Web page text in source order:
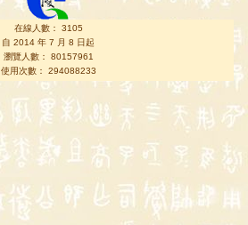
在線人數： 3105
自 2014 年 7 月 8 日起
瀏覽人數： 80157961
使用次數： 294088233